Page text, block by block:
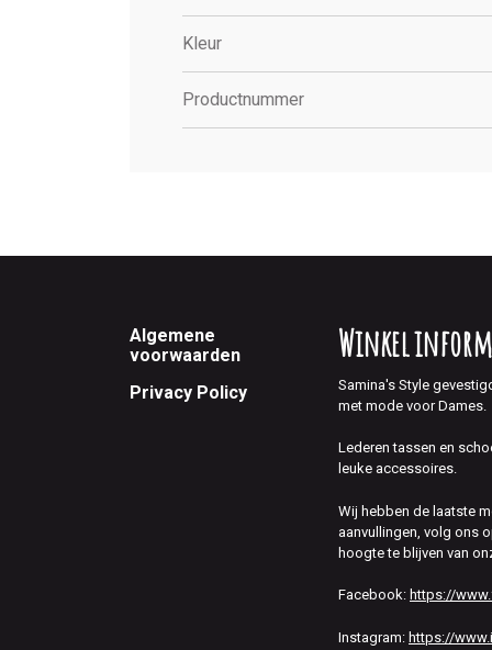
Kleur
Productnummer
Footer
Algemene
voorwaarden
Privacy Policy
Winkel
Samina's Style
met mode voor Dames.
Lederen tassen en
leuke accessoires.
Wij hebben de laatste
aanvullingen, volg ons
hoogte te blijven van
Facebook: https://
Instagram: https://